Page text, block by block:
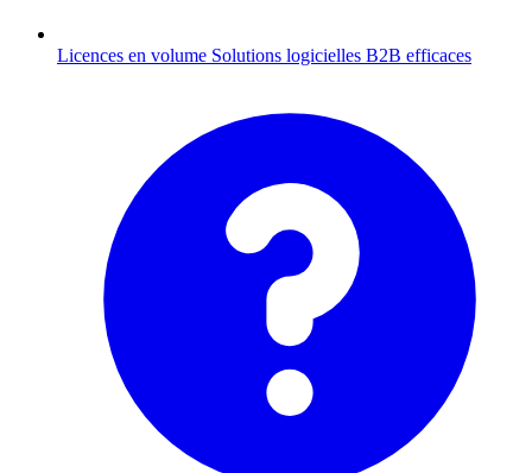
Licences en volume Solutions logicielles B2B efficaces